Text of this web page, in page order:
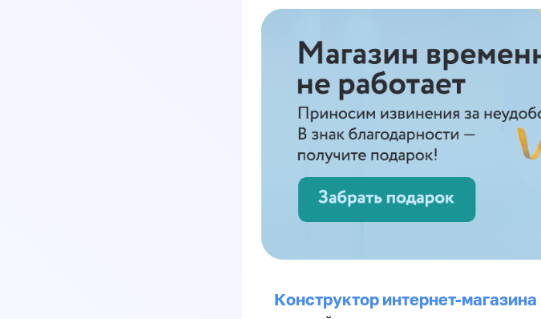
Конструктор интернет-магазина